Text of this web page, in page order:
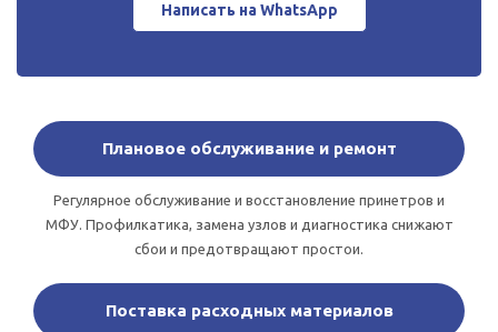
Написать на WhatsApp
Плановое обслуживание и ремонт
Регулярное обслуживание и восстановление принетров и
МФУ. Профилкатика, замена узлов и диагностика снижают
сбои и предотвращают простои.
Поставка расходных материалов